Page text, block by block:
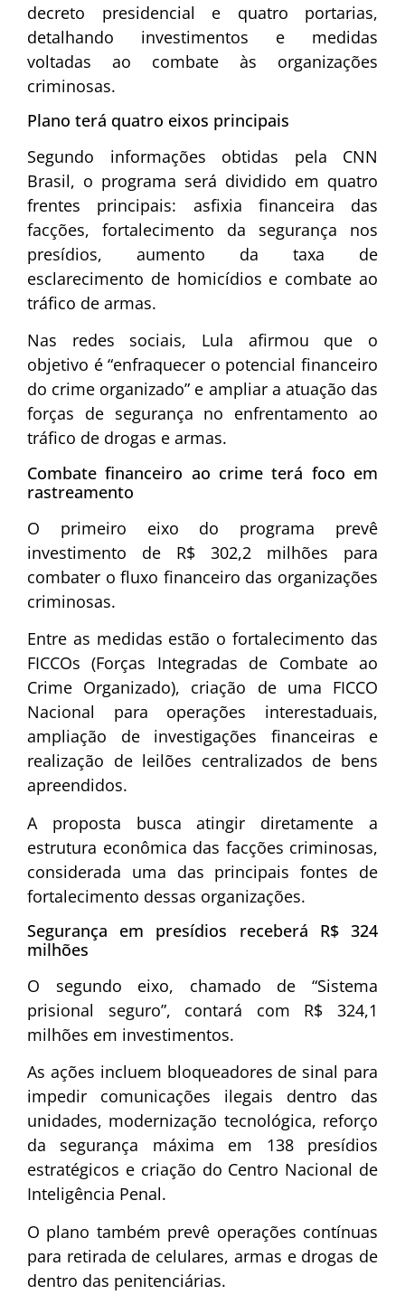
decreto presidencial e quatro portarias,
detalhando investimentos e medidas
voltadas ao combate às organizações
criminosas.
Plano terá quatro eixos principais
Segundo informações obtidas pela CNN
Brasil, o programa será dividido em quatro
frentes principais: asfixia financeira das
facções, fortalecimento da segurança nos
presídios, aumento da taxa de
esclarecimento de homicídios e combate ao
tráfico de armas.
Nas redes sociais, Lula afirmou que o
objetivo é “enfraquecer o potencial financeiro
do crime organizado” e ampliar a atuação das
forças de segurança no enfrentamento ao
tráfico de drogas e armas.
Combate financeiro ao crime terá foco em
rastreamento
O primeiro eixo do programa prevê
investimento de R$ 302,2 milhões para
combater o fluxo financeiro das organizações
criminosas.
Entre as medidas estão o fortalecimento das
FICCOs (Forças Integradas de Combate ao
Crime Organizado), criação de uma FICCO
Nacional para operações interestaduais,
ampliação de investigações financeiras e
realização de leilões centralizados de bens
apreendidos.
A proposta busca atingir diretamente a
estrutura econômica das facções criminosas,
considerada uma das principais fontes de
fortalecimento dessas organizações.
Segurança em presídios receberá R$ 324
milhões
O segundo eixo, chamado de “Sistema
prisional seguro”, contará com R$ 324,1
milhões em investimentos.
As ações incluem bloqueadores de sinal para
impedir comunicações ilegais dentro das
unidades, modernização tecnológica, reforço
da segurança máxima em 138 presídios
estratégicos e criação do Centro Nacional de
Inteligência Penal.
O plano também prevê operações contínuas
para retirada de celulares, armas e drogas de
dentro das penitenciárias.